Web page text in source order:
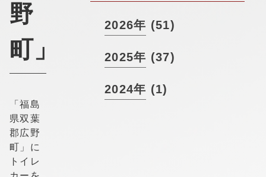
野
町」
「福島
県双葉
郡広野
町」に
トイレ
2026年 (51)
2025年 (37)
2024年 (1)